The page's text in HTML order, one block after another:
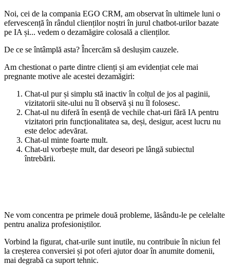
Noi, cei de la compania EGO CRM, am observat în ultimele luni o
efervescență în rândul clienților noștri în jurul chatbot-urilor bazate
pe IA și... vedem o dezamăgire colosală a clienților.
De ce se întâmplă asta? Încercăm să deslușim cauzele.
Am chestionat o parte dintre clienți și am evidențiat cele mai
pregnante motive ale acestei dezamăgiri:
Chat-ul pur și simplu stă inactiv în colțul de jos al paginii,
vizitatorii site-ului nu îl observă și nu îl folosesc.
Chat-ul nu diferă în esență de vechile chat-uri fără IA pentru
vizitatori prin funcționalitatea sa, deși, desigur, acest lucru nu
este deloc adevărat.
Chat-ul minte foarte mult.
Chat-ul vorbește mult, dar deseori pe lângă subiectul
întrebării.
Ne vom concentra pe primele două probleme, lăsându-le pe celelalte
pentru analiza profesioniștilor.
Vorbind la figurat, chat-urile sunt inutile, nu contribuie în niciun fel
la creșterea conversiei și pot oferi ajutor doar în anumite domenii,
mai degrabă ca suport tehnic.